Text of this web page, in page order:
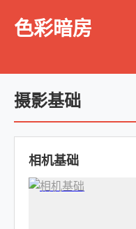
色彩暗房
摄影基础
相机基础